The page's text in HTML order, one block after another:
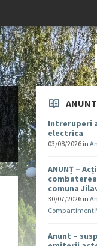
Intreruperi
electrica
03/08/2026 in
ANUNȚ –
comuna
30/07/2026 in
Compartiment
Anunt –